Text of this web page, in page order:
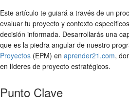
Este artículo te guiará a través de un
evaluar tu proyecto y contexto
decisión informada. Desarrollarás una
que es la piedra angular de nuestro
Proyectos (EPM) en aprender21.com,
en líderes de proyecto estratégicos.
Punto Clave